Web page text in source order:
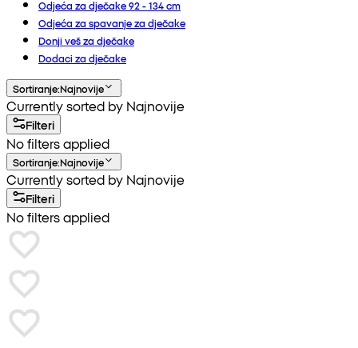
Odjeća za dječake 92 - 134 cm
Odjeća za spavanje za dječake
Donji veš za dječake
Dodaci za dječake
Sortiranje:Najnovije
Currently sorted by Najnovije
Filteri
No filters applied
Sortiranje:Najnovije
Currently sorted by Najnovije
Filteri
No filters applied